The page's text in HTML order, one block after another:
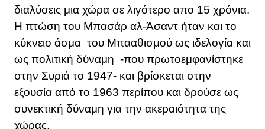
διαλύσεις μια χώρα σε λιγότερο απο 15 χρόνια.
Η πτώση του Μπασάρ αλ-Άσαντ ήταν και το
κύκνειο άσμα του Μπααθισμού ως ιδελογία και
ως πολιτική δύναμη -που πρωτοεμφανίστηκε
στην Συριά το 1947- και βρίσκεται στην
εξουσία από το 1963 περίπου και δρούσε ως
συνεκτική δύναμη για την ακεραιότητα της
χώρας.